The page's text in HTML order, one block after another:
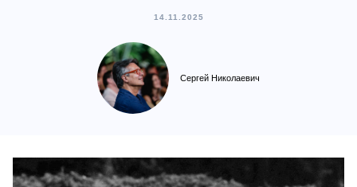
14.11.2025
Сергей Николаевич